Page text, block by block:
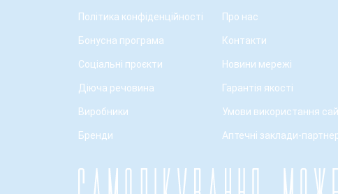
Політика конфіденційності
Бонусна програма
Соціальні проєкти
Діюча речовина
Виробники
Бренди
Про нас
Контакти
Новини мережі
Гарантія якості
Умови використання
Аптечні заклади-